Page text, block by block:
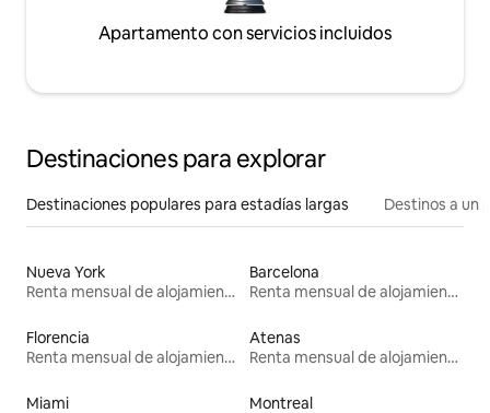
Apartamento con servicios incluidos
Destinaciones para explorar
Destinaciones populares para estadías largas Destinos a un
Nueva York
Renta mensual de alojamientos
Barcelona
Renta mensual de alojamientos
Florencia
Renta mensual de alojamientos
Atenas
Renta mensual de alojamientos
Miami
Montreal